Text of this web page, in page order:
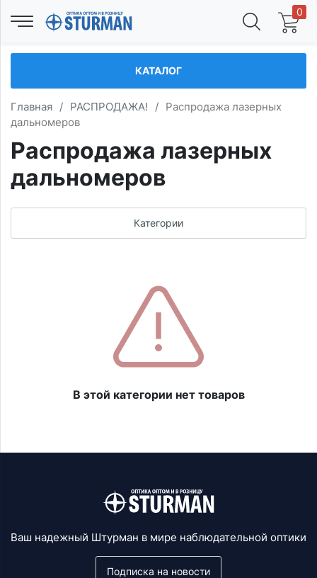
0
КАТАЛОГ
Главная / РАСПРОДАЖА! / Распродажа лазерных
дальномеров
Распродажа лазерных
дальномеров
Категории
В этой категории нет товаров
Ваш надежный Штурман в мире наблюдательной оптики
Подписка на новости